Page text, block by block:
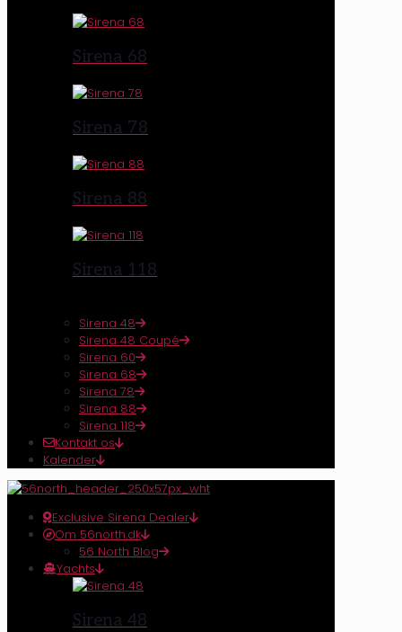
Sirena 68
Sirena 78
Sirena 88
Sirena 118
Sirena 48
Sirena 48 Coupé
Sirena 60
Sirena 68
Sirena 78
Sirena 88
Sirena 118
Kontakt os
Kalender
Exclusive Sirena Dealer
Om 56north.dk
56 North Blog
Yachts
Sirena 48